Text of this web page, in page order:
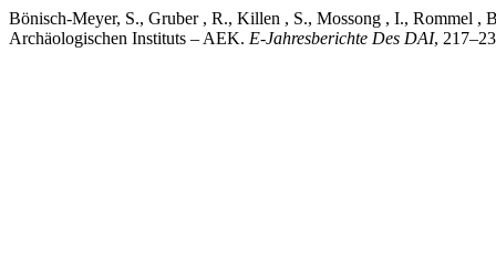
Bönisch-Meyer, S., Gruber , R., Killen , S., Mossong , I., Rommel ,
Archäologischen Instituts – AEK. E-Jahresberichte Des DAI,